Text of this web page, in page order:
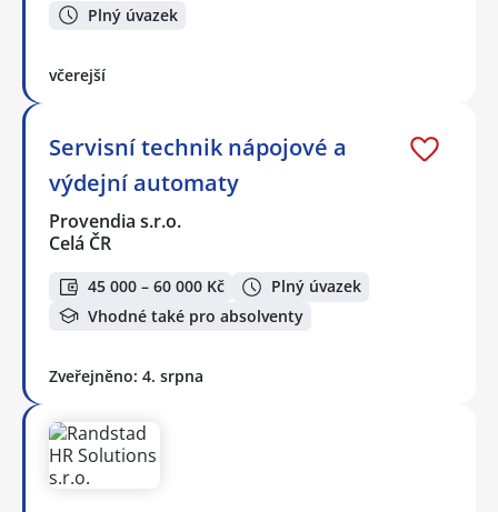
Plný úvazek
včerejší
Servisní technik nápojové a
výdejní automaty
Provendia s.r.o.
Celá ČR
45 000 – 60 000 Kč
Plný úvazek
Vhodné také pro absolventy
Zveřejněno: 4. srpna